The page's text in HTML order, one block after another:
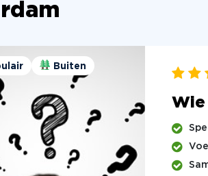
Buiten
Wie